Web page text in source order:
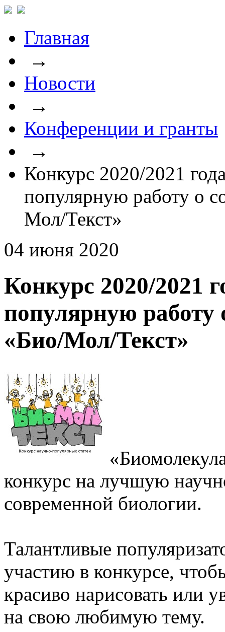
Главная
→
Новости
→
Конференции и гранты
→
Конкурс 2020/2021
популярную работу о
Мол/Текст»
04 июня 2020
Конкурс 2020/2021
популярную работу
«Био/Мол/Текст»
конкурс на лучшую
современной биологии.
Талантливые
участию в конкурсе,
красиво нарисовать или
на свою любимую тему.